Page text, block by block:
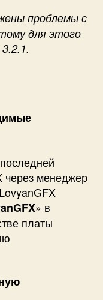
проблемы с
для этого
через менеджер
» в
платы